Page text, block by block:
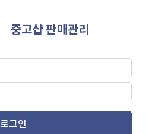
중고샵 판매관리
로그인